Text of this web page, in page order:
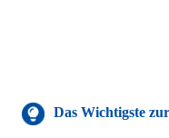
Das Wichtigste